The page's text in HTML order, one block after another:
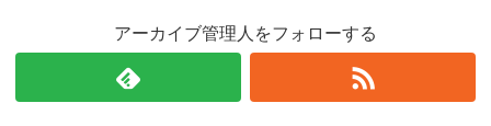
アーカイブ管理人をフォローする